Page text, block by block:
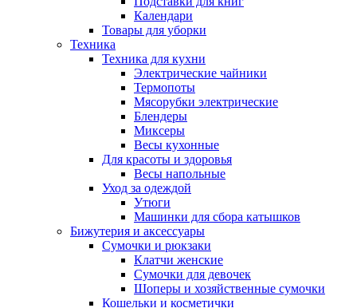
Календари
Товары для уборки
Техника
Техника для кухни
Электрические чайники
Термопоты
Мясорубки электрические
Блендеры
Миксеры
Весы кухонные
Для красоты и здоровья
Весы напольные
Уход за одеждой
Утюги
Машинки для сбора катышков
Бижутерия и аксессуары
Сумочки и рюкзаки
Клатчи женские
Сумочки для девочек
Шоперы и хозяйственные сумочки
Кошельки и косметички